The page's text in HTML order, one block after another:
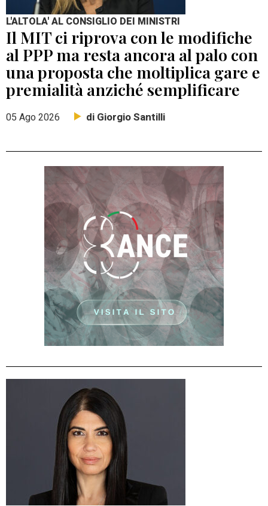
L'ALTOLA' AL CONSIGLIO DEI MINISTRI
Il MIT ci riprova con le modifiche
al PPP ma resta ancora al palo con
una proposta che moltiplica gare e
premialità anziché semplificare
05 Ago 2026 di Giorgio Santilli